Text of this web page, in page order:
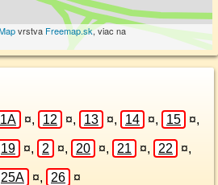
vrstva Freemap.sk, viac na
¤, 12 ¤, 13 ¤, 14 ¤, 15 ¤,
19 ¤, 2 ¤, 20 ¤, 21 ¤, 22 ¤,
25A ¤, 26 ¤